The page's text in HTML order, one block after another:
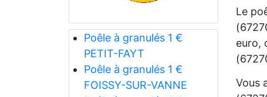
Poêle à granulés 1 €
PETIT-FAYT
Poêle à granulés 1 €
FOISSY-SUR-VANNE
Le
euro,
Vous